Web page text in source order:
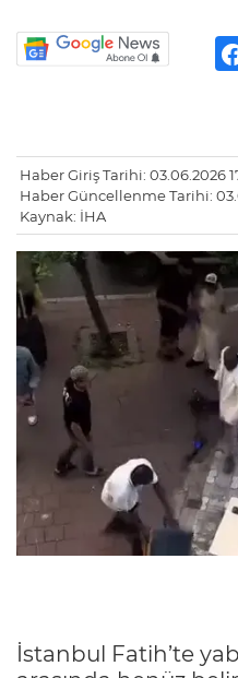
Haber Giriş Tarihi: 03.06.2026
Haber Güncellenme Tarihi:
Kaynak: İHA
İstanbul Fatih’te